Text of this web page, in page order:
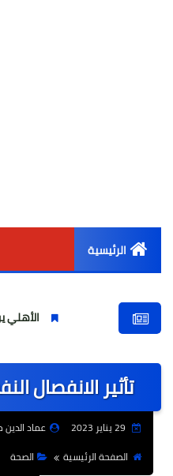
الرئيسية
الأهلي يواصل
تأثير الانفصال
عماد
الصفحة الرئيسية
الصحة